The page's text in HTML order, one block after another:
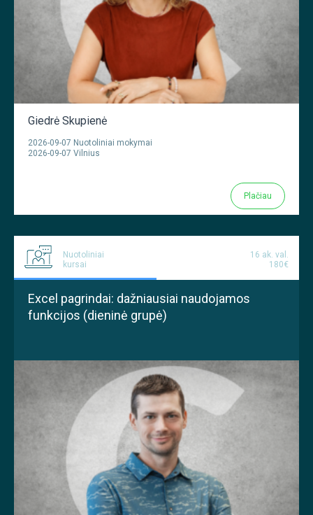
Giedrė Skupienė
2026-09-07 Nuotoliniai mokymai
2026-09-07 Vilnius
Plačiau
Nuotoliniai
kursai
16 ak. val.
180€
Excel pagrindai: dažniausiai naudojamos
funkcijos (dieninė grupė)